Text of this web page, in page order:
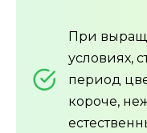
При
условиях,
период
короче,